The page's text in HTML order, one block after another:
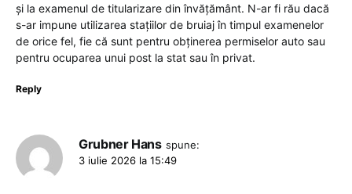
și la examenul de titularizare din învățământ. N-ar fi rău dacă
s-ar impune utilizarea stațiilor de bruiaj în timpul examenelor
de orice fel, fie că sunt pentru obținerea permiselor auto sau
pentru ocuparea unui post la stat sau în privat.
Reply
Grubner Hans spune:
3 iulie 2026 la 15:49